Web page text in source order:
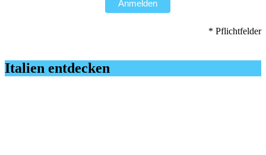
Anmelden
* Pflichtfelder
Italien entdecken